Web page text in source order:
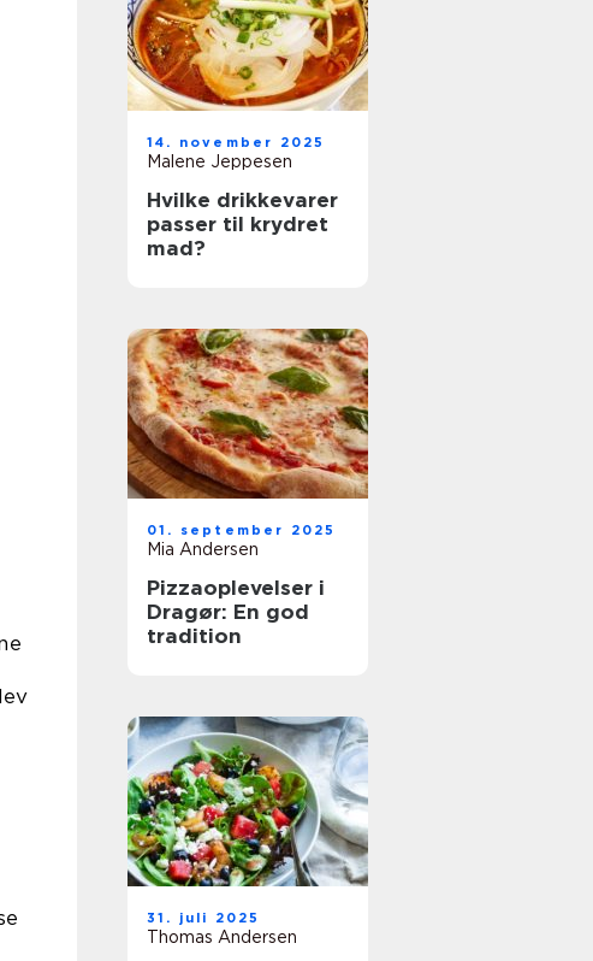
14. november 2025
Malene Jeppesen
Hvilke drikkevarer
passer til krydret
mad?
01. september 2025
Mia Andersen
Pizzaoplevelser i
Dragør: En god
tradition
31. juli 2025
Thomas Andersen